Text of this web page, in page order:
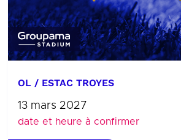
OL / ESTAC TROYES
13 mars 2027
date et heure à confirmer